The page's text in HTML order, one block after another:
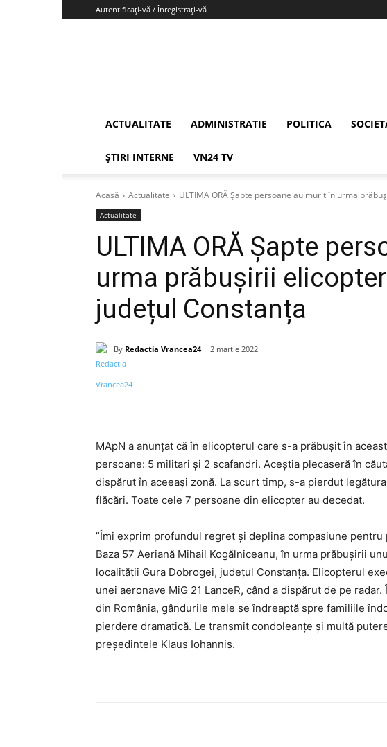
Autentificați-vă / Înregistrați-vă
ACTUALITATE ADMINISTRATIE POLITICA
ȘTIRI INTERNE VN24 TV
Acasă Actualitate ULTIMA ORĂ Șapte persoane au murit în urma
Actualitate
ULTIMA ORĂ Șapte
urma prăbușirii
județul Constanța
By Redactia Vrancea24 2 martie 2022
Acțiune
MApN a anunțat că în elicopterul care s-a prăbușit în
persoane: 5 militari și 2 scafandri. Aceștia plecaseră în
dispărut în aceeași zonă. La scurt timp, s-a pierdut
flăcări. Toate cele 7 persoane din elicopter au decedat.
”Îmi exprim profundul regret și deplina compasiune
Baza 57 Aeriană Mihail Kogălniceanu, în urma prăbușirii
localității Gura Dobrogei, județul Constanța. Elicopterul
unei aeronave MiG 21 LanceR, când a dispărut de pe
din România, gândurile mele se îndreaptă spre familiile
pierdere dramatică. Le transmit condoleanțe și multă
președintele Klaus Iohannis.